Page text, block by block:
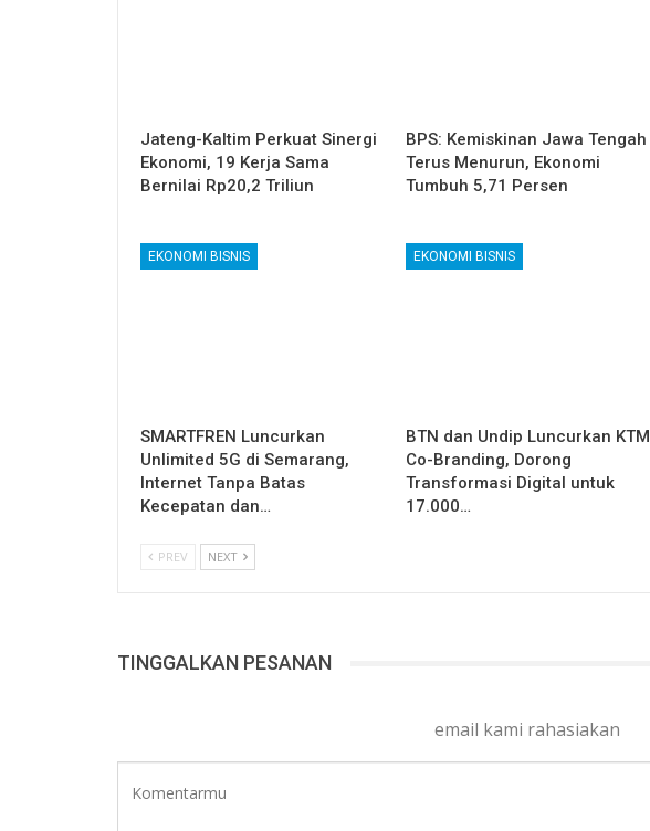
Jateng-Kaltim Perkuat Sinergi
Ekonomi, 19 Kerja Sama
Bernilai Rp20,2 Triliun
BPS: Kemiskinan Jawa Tengah
Terus Menurun, Ekonomi
Tumbuh 5,71 Persen
EKONOMI BISNIS
SMARTFREN Luncurkan
Unlimited 5G di Semarang,
Internet Tanpa Batas
Kecepatan dan…
EKONOMI BISNIS
BTN dan Undip Luncurkan KTM
Co-Branding, Dorong
Transformasi Digital untuk
17.000…
PREV NEXT
TINGGALKAN PESANAN
email kami rahasiakan